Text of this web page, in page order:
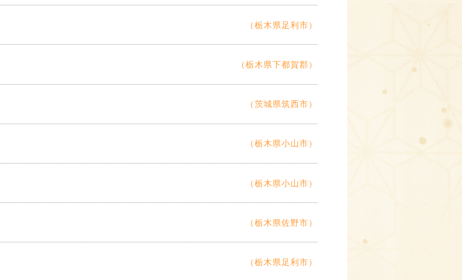
（栃木県足利市）
（栃木県下都賀郡）
（茨城県筑西市）
（栃木県小山市）
（栃木県小山市）
（栃木県佐野市）
（栃木県足利市）